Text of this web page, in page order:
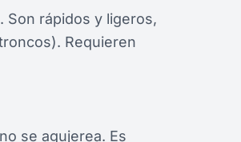
Son rápidos y ligeros,
Requieren
se agujerea. Es